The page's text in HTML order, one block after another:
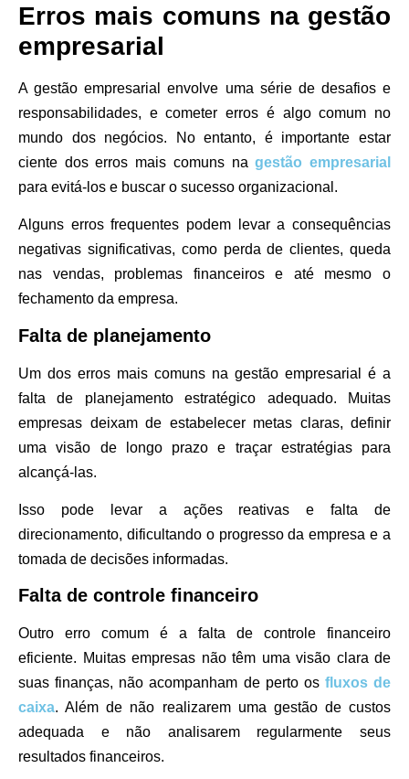
Erros mais comuns na gestão
empresarial
A gestão empresarial envolve uma série de desafios e
responsabilidades, e cometer erros é algo comum no
mundo dos negócios. No entanto, é importante estar
ciente dos erros mais comuns nagestão empresarial
para evitá-los e buscar o sucesso organizacional.
Alguns erros frequentes podem levar a consequências
negativas significativas, como perda de clientes, queda
nas vendas, problemas financeiros e até mesmo o
fechamento da empresa.
Falta de planejamento
Um dos erros mais comuns na gestão empresarial é a
falta de planejamento estratégico adequado. Muitas
empresas deixam de estabelecer metas claras, definir
uma visão de longo prazo e traçar estratégias para
alcançá-las.
Isso pode levar a ações reativas e falta de
direcionamento, dificultando o progresso da empresa e a
tomada de decisões informadas.
Falta de controle financeiro
Outro erro comum é a falta de controle financeiro
eficiente. Muitas empresas não têm uma visão clara de
suas finanças, não acompanham de perto os fluxos de
caixa. Além de não realizarem uma gestão de custos
adequada e não analisarem regularmente seus
resultados financeiros.